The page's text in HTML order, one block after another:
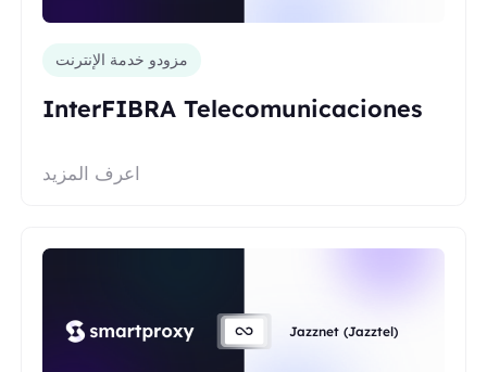
مزودو خدمة الإنترنت
InterFIBRA Telecomunicaciones
اعرف المزيد
Jazznet (Jazztel)